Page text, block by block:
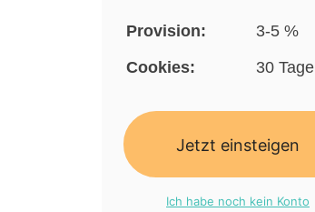
Provision:
3-5 %
Cookies:
30 Tage
Jetzt einsteigen
Ich habe noch kein Konto